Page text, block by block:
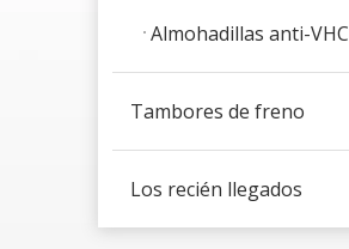
Almohadillas anti-VHC
Tambores de freno
Los recién llegados